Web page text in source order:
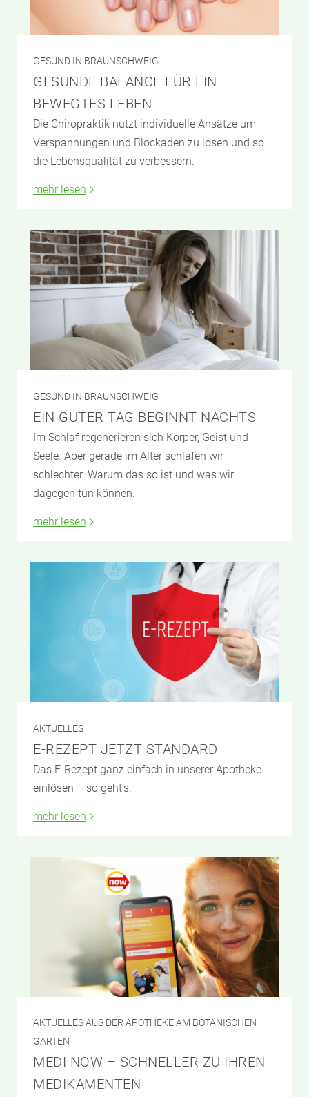
GESUND IN BRAUNSCHWEIG
GESUNDE BALANCE FÜR EIN
BEWEGTES LEBEN
Die Chiropraktik nutzt individuelle Ansätze um
Verspannungen und Blockaden zu lösen und so
die Lebensqualität zu verbessern.
mehr lesen
GESUND IN BRAUNSCHWEIG
EIN GUTER TAG BEGINNT NACHTS
Im Schlaf regenerieren sich Körper, Geist und
Seele. Aber gerade im Alter schlafen wir
schlechter. Warum das so ist und was wir
dagegen tun können.
mehr lesen
AKTUELLES
E-REZEPT JETZT STANDARD
Das E-Rezept ganz einfach in unserer Apotheke
einlösen – so geht’s.
mehr lesen
AKTUELLES AUS DER APOTHEKE AM BOTANISCHEN
GARTEN
MEDI NOW – SCHNELLER ZU IHREN
MEDIKAMENTEN